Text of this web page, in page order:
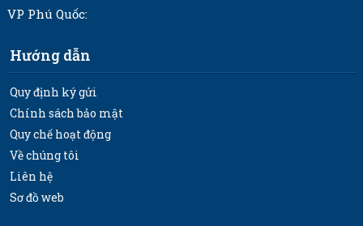
VP Phú Quốc:
Hướng dẫn
Quy định ký gửi
Chính sách bảo mật
Quy chế hoạt động
Về chúng tôi
Liên hệ
Sơ đồ web